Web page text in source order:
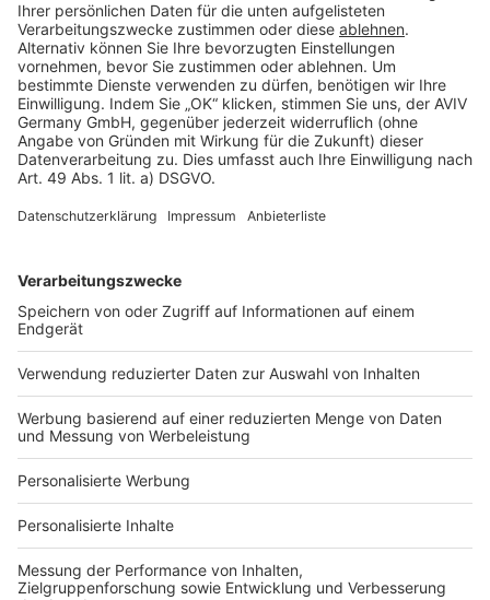
Rechtliches
AGB-Übersicht
Datenschutz
Impressum
Services
Bauprojekt-Quiz
Häuser-Suche
Hausanbieter-Suche
Bauprojekt-Profil
Für Unternehmen
Ihre Baufirma auf bauen.de
Kostenloses Infogespräch